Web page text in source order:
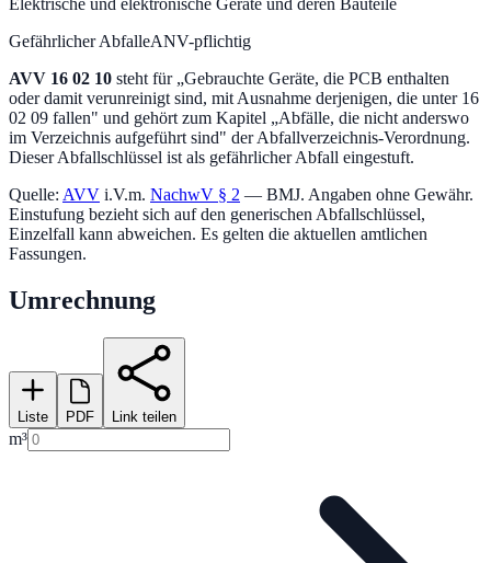
Gefährlicher AbfalleANV-pflichtig
AVV 16 02 10 steht für „Gebrauchte Geräte, die PCB enthalten
oder damit verunreinigt sind, mit Ausnahme derjenigen, die unter 16
02 09 fallen" und gehört zum Kapitel „Abfälle, die nicht anderswo
im Verzeichnis aufgeführt sind" der Abfallverzeichnis-Verordnung.
Dieser Abfallschlüssel ist als gefährlicher Abfall eingestuft.
Quelle: AVV i.V.m. NachwV § 2 — BMJ. Angaben ohne Gewähr.
Einstufung bezieht sich auf den generischen Abfallschlüssel,
Einzelfall kann abweichen. Es gelten die aktuellen amtlichen
Fassungen.
Umrechnung
Liste PDF Link teilen
m³